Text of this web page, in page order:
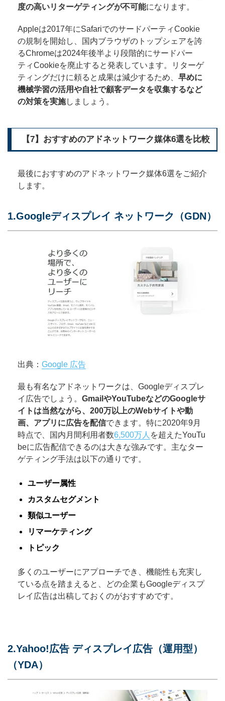
度の高いリターゲティングが不可能になります。
Appleは2017年にSafariでのサードパーティCookie
の規制を開始し、国内ブラウザのトップシェアを誇
るChromeは2024年後半より段階的にサードパー
ティCookieを廃止すると発表しています。リターゲ
ティングだけに頼ると成果は減少するため、 早めに
機械学習の活用や自社で顧客データを収集するなど
の対策を実施しましょう。
【7】おすすめのアドネットワーク媒体6選を比較
最後におすすめのアドネットワーク媒体6選をご紹介
します。
1.Googleディスプレイ ネットワーク（GDN）
出典： Google 広告
最も有名なアドネットワークは、Googleディスプレ
イ広告でしょう。 GmailやYouTubeなどのGoogleサ
イトは当然ながら、200万以上のWebサイトや動
画、アプリに広告を配信できます。特に2020年9月
時点で、国内月間利用者数6,500万人 を超えたYouTu
beに広告配信できるのは大きな強みです。主なター
ゲティング手法は以下の通りです。
ユーザー属性
カスタムセグメント
類似ユーザー
リマーケティング
トピック
多くのユーザーにアプローチでき、機能性も充実し
ている点を踏まえると、どの企業もGoogleディスプ
レイ広告は出稿しておくのがおすすめです。
2.Yahoo!広告 ディスプレイ広告（運用型）
（YDA）